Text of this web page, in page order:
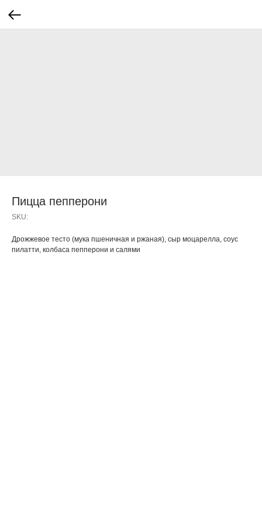
Пицца пепперони
SKU:
Дрожжевое тесто (мука пшеничная и ржаная), сыр моцарелла, соус
пилатти, колбаса пепперони и салями